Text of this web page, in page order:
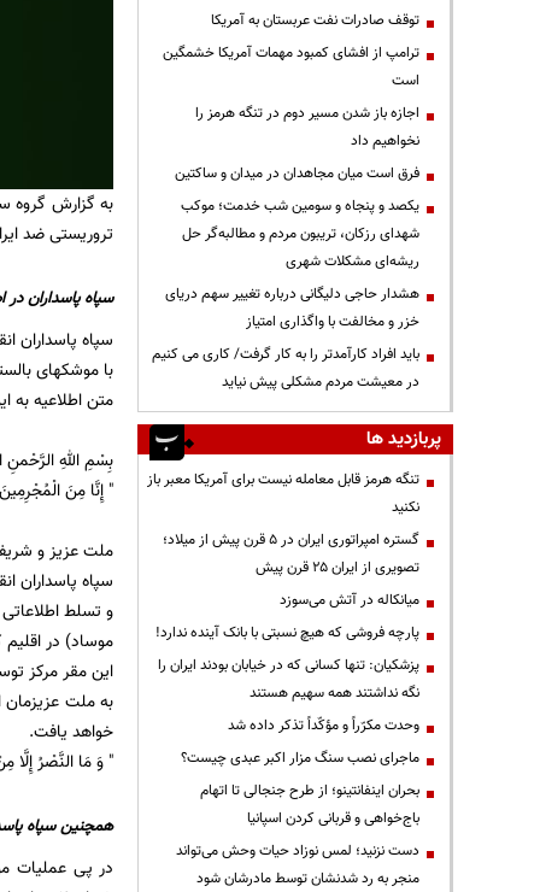
به گزارش گروه
تروریستی ضد
سپاه پاسداران در اطلاعیه
با موشکهای
متن اطلاعیه
بِسْمِ اللهِ الرَّحْمنِ
" إِنَّا مِنَ
ملت عزیز و
سپاه پاسداران
و تسلط
موساد) در اقلیم
این مقر مرکز
به ملت عزیزمان
خواهد یافت.
" وَ مَا النَّصْرُ إِلَّا
همچنین سپاه پاسداران در
در پی عملیات
توقف صادرات نفت عربستان به آمریکا
ترامپ از افشای کمبود مهمات آمریکا خشمگین
است
اجازه باز شدن مسیر دوم در تنگه هرمز را
نخواهیم داد
فرق است میان مجاهدان در میدان و ساکتین
یکصد و پنجاه و سومین شب خدمت؛ موکب
شهدای رزکان، تریبون مردم و مطالبه‌گر حل
ریشه‌ای مشکلات شهری
هشدار حاجی دلیگانی درباره تغییر سهم دریای
خزر و مخالفت با واگذاری امتیاز
باید افراد کارآمدتر را به کار گرفت/ کاری می کنیم
در معیشت مردم مشکلی پیش نیاید
پربازدید ها
تنگه هرمز قابل معامله نیست برای آمریکا معبر باز
نکنید
گستره امپراتوری ایران در ۵ قرن پیش از میلاد؛
تصویری از ایران ۲۵ قرن پیش
میانکاله در آتش می‌سوزد
پارچه فروشی که هیچ نسبتی با بانک آینده ندارد!
پزشکیان: تنها کسانی که در خیابان بودند ایران را
نگه نداشتند همه سهیم هستند
وحدت مکرّراً و مؤکّداً تذکر داده شد
ماجرای نصب سنگ مزار اکبر عبدی چیست؟
بحران اینفانتینو؛ از طرح جنجالی تا اتهام
باج‌خواهی و قربانی کردن اسپانیا
دست نزنید؛ لمس نوزاد حیات وحش می‌تواند
منجر به رد شدنشان توسط مادرشان شود